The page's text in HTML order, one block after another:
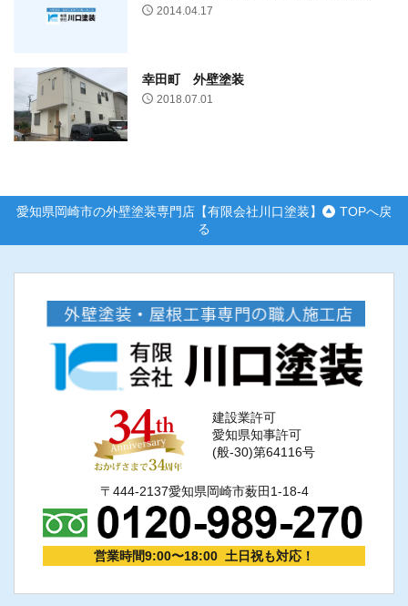
2014.04.17
幸田町 外壁塗装
2018.07.01
愛知県岡崎市の外壁塗装専門店【有限会社川口塗装】
TOPへ戻
る
建設業許可
愛知県知事許可
(般-30)第64116号
〒444-2137愛知県岡崎市薮田1-18-4
営業時間9:00〜18:00 土日祝も対応！